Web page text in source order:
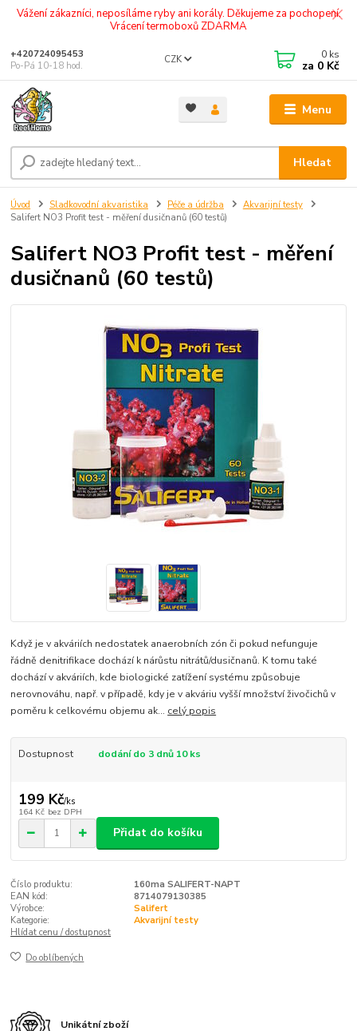
Vážení zákazníci, neposíláme ryby ani korály. Děkujeme za pochopení.
Vrácení termoboxů ZDARMA
Menu
CZK
Hledat
+420724095453
Po-Pá 10-18 hod.
0 ks
za 0 Kč
Úvod Sladkovodní akvaristika Péče a údržba
Akvarijní testy
Salifert NO3 Profit test - měření dusičnanů (60 testů)
Salifert NO3 Profit test - měření
dusičnanů (60 testů)
Když je v akváriích nedostatek anaerobních zón či pokud nefunguje
řádně denitrifikace dochází k nárůstu nitrátů/dusičnanů. K tomu také
dochází v akváriích, kde biologické zatížení systému způsobuje
nerovnováhu, např. v případě, kdy je v akváriu vyšší množství živočichů v
poměru k celkovému objemu ak... celý popis
Dostupnost dodání do 3 dnů 10 ks
199 Kč/ks
164 Kč bez DPH
Přidat do košíku
Číslo produktu:
160ma SALIFERT-NAPT
EAN kód:
8714079130385
Výrobce:
Salifert
Kategorie:
Akvarijní testy
Hlídat cenu / dostupnost
Do oblíbených
Unikátní zboží